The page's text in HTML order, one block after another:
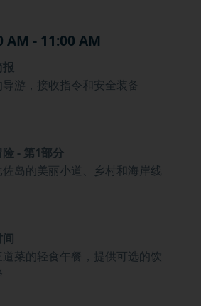
AM - 11:00 AM
导游，接收指令和安全装备
- 第1部分
佐岛的美丽小道、乡村和海岸线
道菜的轻食午餐，提供可选的饮